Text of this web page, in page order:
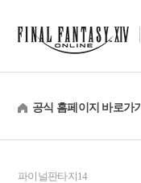
공식 홈페이지 바로가기
파이널판타지14